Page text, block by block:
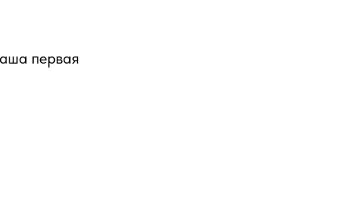
первая